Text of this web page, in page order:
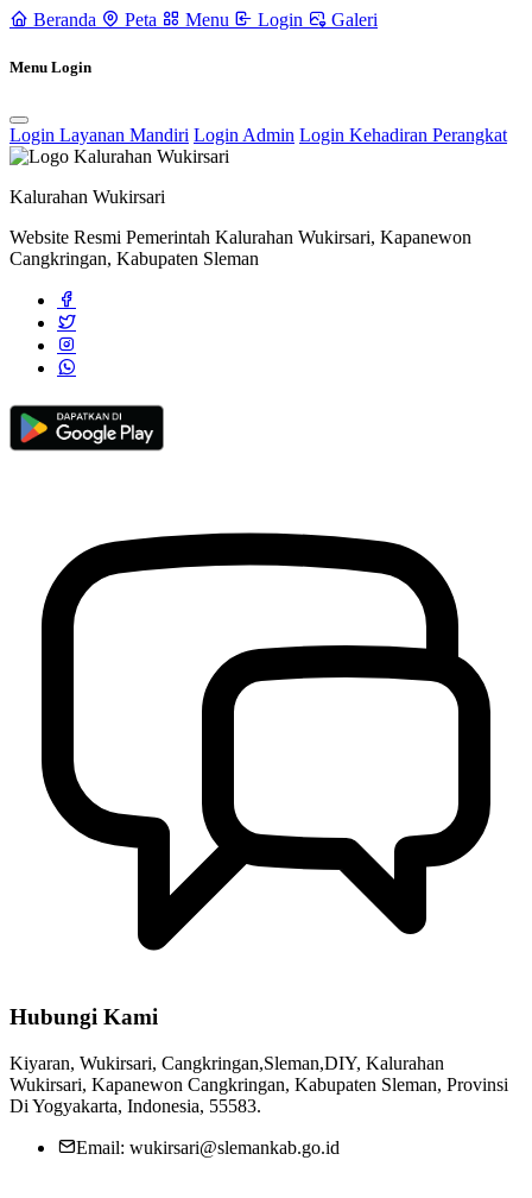
Panduan 20 April 2014
Peraturan Kalurahan Wukirsari Nomor 03Tahun 2023
Dinas KUKM Sleman Adakan Bimtek Untuk Bumdes Dan
Lembaga Kalurahan Wukirsari
Rapat Koordinasi Dukuh Se-Kalurahan Wukirsari 02 Maret 2022
2022 15 September 2022
Beranda Peta Menu Login Galeri
Menu Login
Login Layanan Mandiri Login Admin Login Kehadiran Perangkat
Kalurahan Wukirsari
Website Resmi Pemerintah Kalurahan Wukirsari, Kapanewon
Cangkringan, Kabupaten Sleman
Hubungi Kami
Kiyaran, Wukirsari, Cangkringan,Sleman,DIY, Kalurahan
Wukirsari, Kapanewon Cangkringan, Kabupaten Sleman, Provinsi
Di Yogyakarta, Indonesia, 55583.
Email: wukirsari@slemankab.go.id